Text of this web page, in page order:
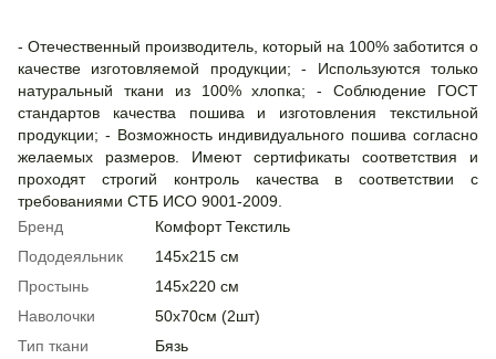
- Отечественный производитель, который на 100% заботится о
качестве изготовляемой продукции; - Используются только
натуральный ткани из 100% хлопка; - Соблюдение ГОСТ
стандартов качества пошива и изготовления текстильной
продукции; - Возможность индивидуального пошива согласно
желаемых размеров. Имеют сертификаты соответствия и
проходят строгий контроль качества в соответствии с
требованиями СТБ ИСО 9001-2009.
Бренд
Комфорт Текстиль
Пододеяльник
145х215 см
Простынь
145х220 см
Наволочки
50х70см (2шт)
Тип ткани
Бязь